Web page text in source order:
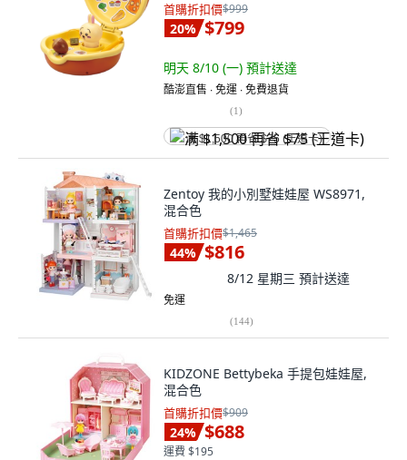
首購折扣價$999
20% $799
明天 8/10 (一) 預計送達
酷澎直售 ∙ 免運 ∙ 免費退貨
(1)
满 $1,500 再省 $75 (王道卡)
Zentoy 我的小別墅娃娃屋 WS8971,
混合色
首購折扣價$1,465
44% $816
8/12 星期三 預計送達
免運
(144)
KIDZONE Bettybeka 手提包娃娃屋,
混合色
首購折扣價$909
24% $688
運費 $195